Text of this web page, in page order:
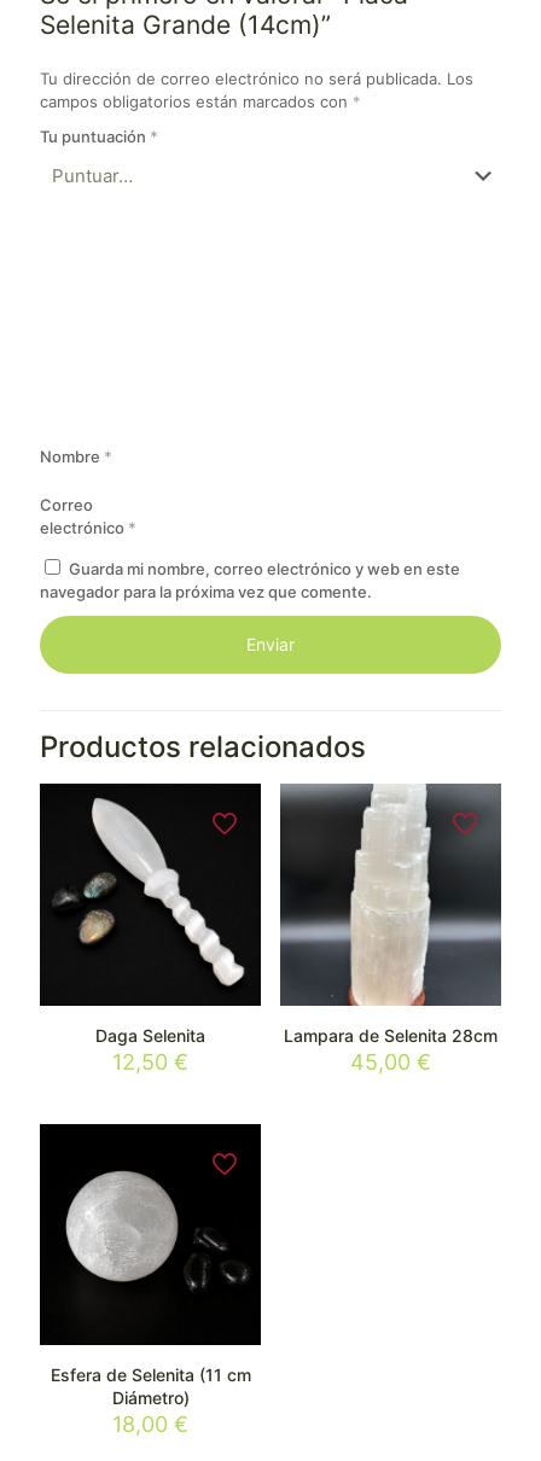
Selenita Grande (14cm)”
Tu dirección de correo electrónico no será publicada. Los
campos obligatorios están marcados con *
Tu puntuación *
Nombre *
Correo
electrónico *
Guarda mi nombre, correo electrónico y web en este
navegador para la próxima vez que comente.
Productos relacionados
Daga Selenita
12,50€
Lampara de Selenita 28cm
45,00 €
Esfera de Selenita (11 cm
Diámetro)
18,00€